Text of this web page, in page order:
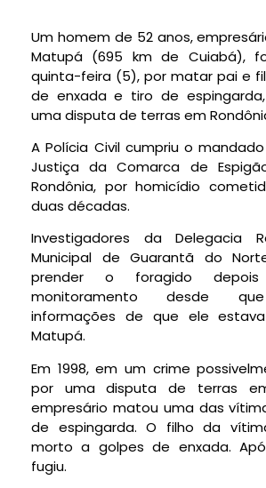
Um homem de 52 anos,
Matupá (695 km de Cuiabá),
quinta-feira (5), por matar pai e
de enxada e tiro de
uma disputa de terras em
A Polícia Civil cumpriu o
Justiça da Comarca de
Rondônia, por homicídio
duas décadas.
Investigadores da Delegacia
Municipal de Guarantã do
prender o foragido
monitoramento desde
informações de que ele
Matupá.
Em 1998, em um crime
por uma disputa de terras
empresário matou uma das
de espingarda. O filho da
morto a golpes de enxada.
fugiu.